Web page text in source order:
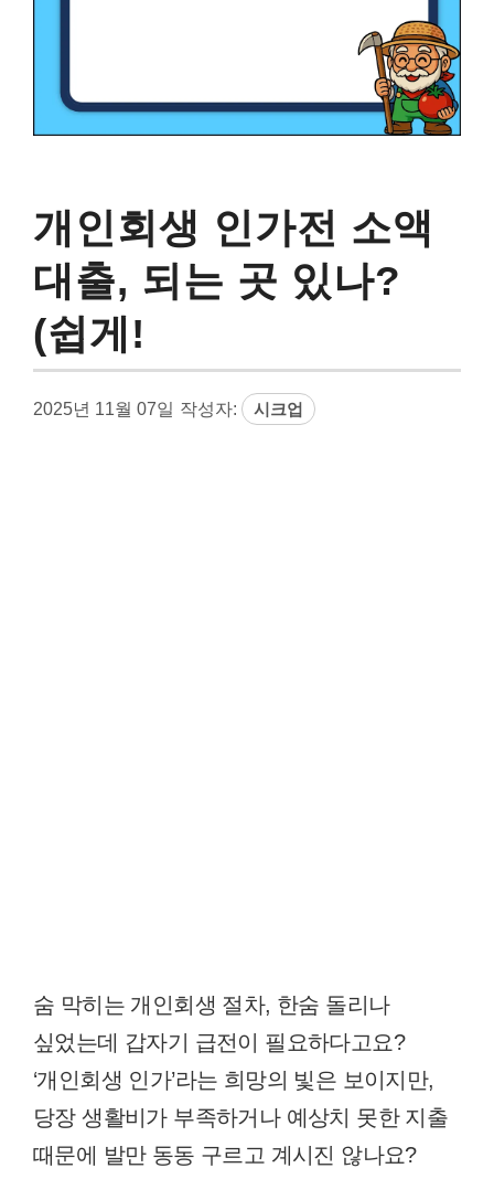
개인회생 인가전 소액
대출, 되는 곳 있나?
(쉽게!
2025년 11월 07일 작성자: 시크업
숨 막히는 개인회생 절차, 한숨 돌리나
싶었는데 갑자기 급전이 필요하다고요?
‘개인회생 인가’라는 희망의 빛은 보이지만,
당장 생활비가 부족하거나 예상치 못한 지출
때문에 발만 동동 구르고 계시진 않나요?